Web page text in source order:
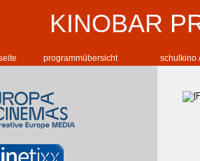
KINOBAR
programmübersicht schulkino